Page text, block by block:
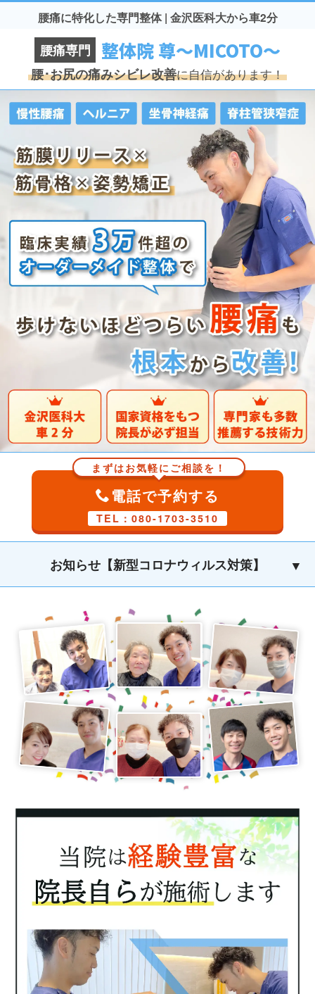
腰痛に特化した専門整体 | 金沢医科大から車2分
腰痛専門 整体院 尊〜MICOTO〜
腰･お尻の痛みシビレ改善に自信があります！
まずはお気軽にご相談を！
電話で予約する
TEL：080-1703-3510
お知らせ【新型コロナウィルス対策】
当院では、厚生労働省からの新型コロナウイルス
感染症対策に基づき以下を徹底いたしておりま
す。
定期的に施術室の空気の入れ替えを
行っています。
施術前後の床や手に触れる場所（ベ
ッド・机・ドアノブ・椅子・トイ
消毒を徹底します。
「マスクの着用」をはじめ「手洗
い・うがい」「検温」など施術者の
体調管理を徹底しています。
「消毒液」が置いてありますので、
来院時にて手指の消毒をお願いいた
します。